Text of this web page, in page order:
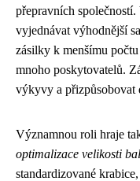
přepravních
vyjednávat výhodnější
zásilky k menšímu
mnoho poskytovatelů.
výkyvy a přizpůsobovat
Významnou roli hraje
optimalizace velikosti
standardizované